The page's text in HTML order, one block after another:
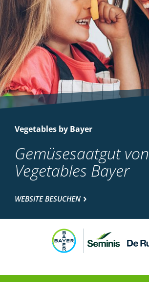
Vegetables by Bayer
Gemüsesaatgut von
Vegetables Bayer
WEBSITE BESUCHEN